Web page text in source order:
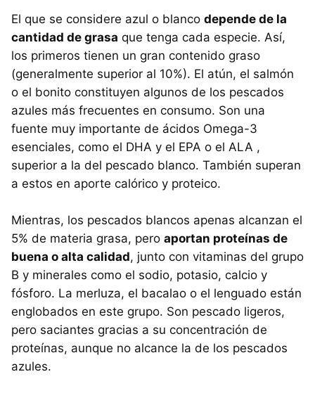
El que se considere azul o blanco depende de la
cantidad de grasa que tenga cada especie. Así,
los primeros tienen un gran contenido graso
(generalmente superior al 10%). El atún, el salmón
o el bonito constituyen algunos de los pescados
azules más frecuentes en consumo. Son una
fuente muy importante de ácidos Omega-3
esenciales, como el DHA y el EPA o el ALA ,
superior a la del pescado blanco. También superan
a estos en aporte calórico y proteico.
Mientras, los pescados blancos apenas alcanzan el
5% de materia grasa, pero aportan proteínas de
buena o alta calidad, junto con vitaminas del grupo
B y minerales como el sodio, potasio, calcio y
fósforo. La merluza, el bacalao o el lenguado están
englobados en este grupo. Son pescado ligeros,
pero saciantes gracias a su concentración de
proteínas, aunque no alcance la de los pescados
azules.